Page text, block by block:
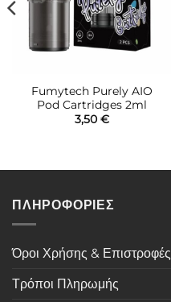
Fumytech Purely AIO
Pod Cartridges 2ml
3,50 €
ΠΛΗΡΟΦΟΡΙΕΣ
Όροι Χρήσης & Επιστροφές
Τρόποι Πληρωμής